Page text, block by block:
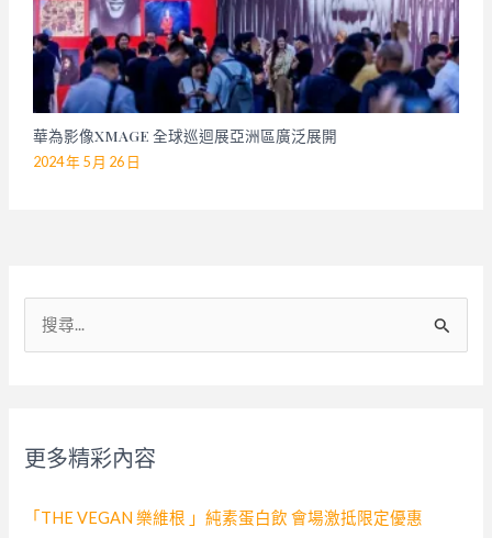
華為影像XMAGE 全球巡迴展亞洲區廣泛展開
2024 年 5 月 26 日
:
更多精彩內容
「THE VEGAN 樂維根 」純素蛋白飲 會場激抵限定優惠